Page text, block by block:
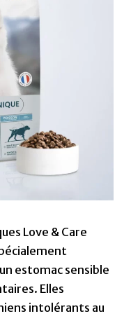
Love & Care
estomac sensible
Elles
intolérants au